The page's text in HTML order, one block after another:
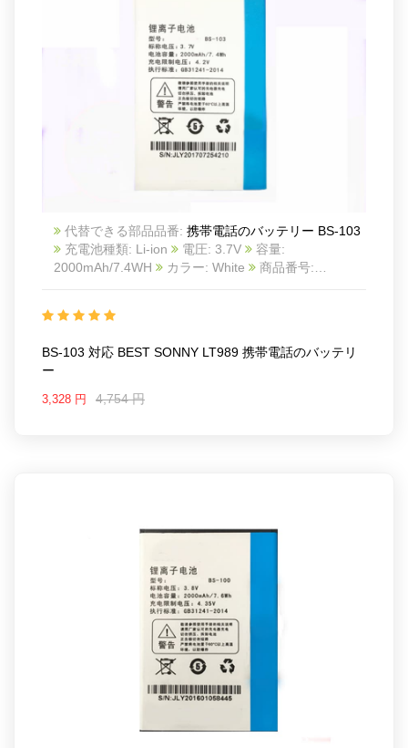
代替できる部品品番: 携帯電話のバッテリー BS-103
充電池種類: Li-ion
電圧: 3.7V
2000mAh/7.4WH
カラー: White
商品番号:
BS-103 対応 BEST SONNY LT989 携帯電話のバッテリ
ー
3,328 円 4,754 円